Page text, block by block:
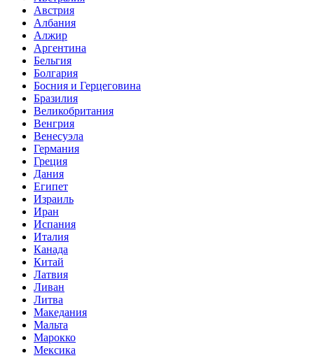
Австрия
Албания
Алжир
Аргентина
Бельгия
Болгария
Босния и Герцеговина
Бразилия
Великобритания
Венгрия
Венесуэла
Германия
Греция
Дания
Египет
Израиль
Иран
Испания
Италия
Канада
Китай
Латвия
Ливан
Литва
Македания
Мальта
Марокко
Мексика